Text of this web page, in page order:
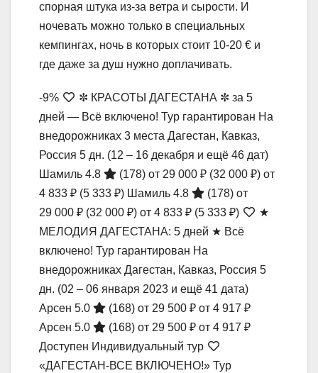
спорная штука из-за ветра и сырости. И
ночевать можно только в специальных
кемпингах, ночь в которых стоит 10-20 € и
где даже за душ нужно доплачивать.
-9%
✼ КРАСОТЫ ДАГЕСТАНА ✼ за 5
дней — Всё включено! Тур гарантирован На
внедорожниках 3 места Дагестан, Кавказ,
Россия 5 дн. (12 – 16 декабря и ещё 46 дат)
Шамиль 4.8
(178) от 29 000 ₽ (32 000 ₽) от
4 833 ₽ (5 333 ₽) Шамиль 4.8 (178) от
29 000 ₽ (32 000 ₽) от 4 833 ₽ (5 333 ₽)
★
МЕЛОДИЯ ДАГЕСТАНА: 5 дней ★ Всё
включено! Тур гарантирован На
внедорожниках Дагестан, Кавказ, Россия 5
дн. (02 – 06 января 2023 и ещё 41 дата)
Арсен 5.0
(168) от 29 500 ₽ от 4 917 ₽
Арсен 5.0
(168) от 29 500 ₽ от 4 917 ₽
Доступен Индивидуальный тур
«ДАГЕСТАН-ВСЕ ВКЛЮЧЕНО!» Тур